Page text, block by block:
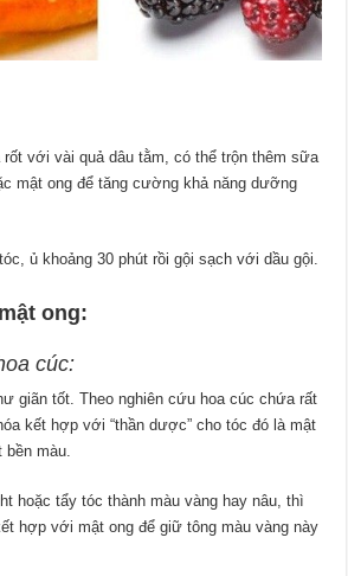
với vài quả dâu tằm, có thể trộn thêm sữa
mật ong để tăng cường khả năng dưỡng
ủ khoảng 30 phút rồi gội sạch với dầu gội.
ong:
cúc:
giãn tốt. Theo nghiên cứu hoa cúc chứa rất
kết hợp với “thần dược” cho tóc đó là mật
bền màu.
hoặc tẩy tóc thành màu vàng hay nâu, thì
hợp với mật ong để giữ tông màu vàng này